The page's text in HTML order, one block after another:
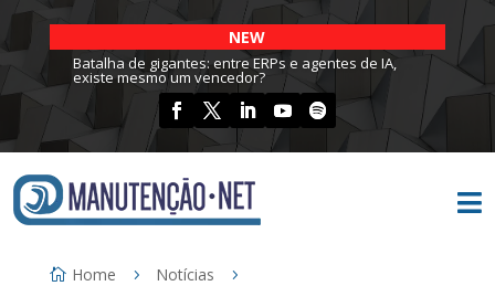
NEW
Batalha de gigantes: entre ERPs e agentes de IA,
existe mesmo um vencedor?

Home
Notícias